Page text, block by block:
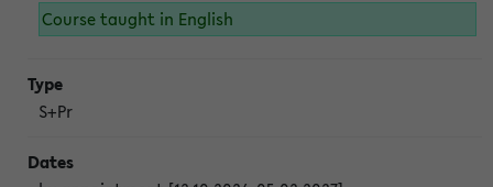
Course taught in English
S+Pr